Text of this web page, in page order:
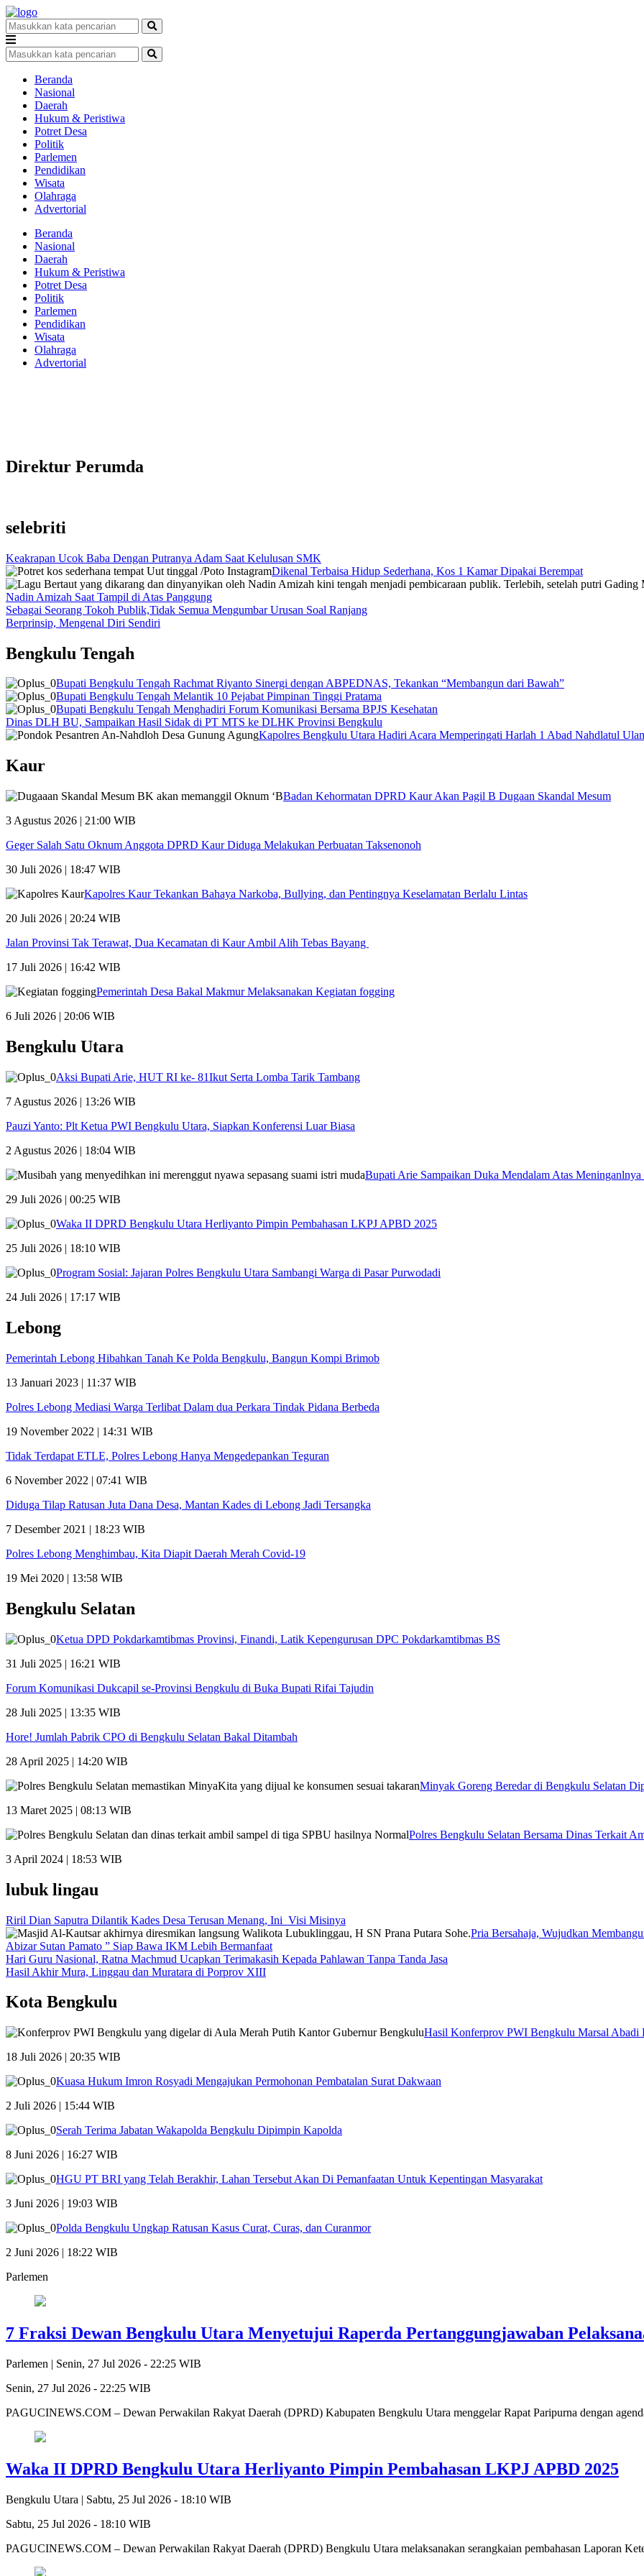
Beranda
Nasional
Daerah
Hukum & Peristiwa
Potret Desa
Politik
Parlemen
Pendidikan
Wisata
Olahraga
Advertorial
Beranda
Nasional
Daerah
Hukum & Peristiwa
Potret Desa
Politik
Parlemen
Pendidikan
Wisata
Olahraga
Advertorial
Direktur Perumda
selebriti
Keakrapan Ucok Baba Dengan Putranya Adam Saat Kelulusan SMK
Dikenal Terbaisa Hidup Sederhana, Kos 1 Kamar Dipakai Berempat
Nadin Amizah Saat Tampil di Atas Panggung
Sebagai Seorang Tokoh Publik,Tidak Semua Mengumbar Urusan Soal Ranjang
Berprinsip, Mengenal Diri Sendiri
Bengkulu Tengah
Bupati Bengkulu Tengah Rachmat Riyanto Sinergi dengan ABPEDNAS, Tekankan “Membangun dari Bawah”
Bupati Bengkulu Tengah Melantik 10 Pejabat Pimpinan Tinggi Pratama
Bupati Bengkulu Tengah Menghadiri Forum Komunikasi Bersama BPJS Kesehatan
Dinas DLH BU, Sampaikan Hasil Sidak di PT MTS ke DLHK Provinsi Bengkulu
Kapolres Bengkulu Utara Hadiri Acara Memperingati Harlah 1 Abad Nahdlatul
Kaur
Badan Kehormatan DPRD Kaur Akan Pagil B Dugaan Skandal Mesum
3 Agustus 2026 | 21:00 WIB
Geger Salah Satu Oknum Anggota DPRD Kaur Diduga Melakukan Perbuatan Taksenonoh
30 Juli 2026 | 18:47 WIB
Kapolres Kaur Tekankan Bahaya Narkoba, Bullying, dan Pentingnya Keselamatan Berlalu Lintas
20 Juli 2026 | 20:24 WIB
Jalan Provinsi Tak Terawat, Dua Kecamatan di Kaur Ambil Alih Tebas Bayang
17 Juli 2026 | 16:42 WIB
Pemerintah Desa Bakal Makmur Melaksanakan Kegiatan fogging
6 Juli 2026 | 20:06 WIB
Bengkulu Utara
Aksi Bupati Arie, HUT RI ke- 81Ikut Serta Lomba Tarik Tambang
7 Agustus 2026 | 13:26 WIB
Pauzi Yanto: Plt Ketua PWI Bengkulu Utara, Siapkan Konferensi Luar Biasa
2 Agustus 2026 | 18:04 WIB
Bupati Arie Sampaikan Duka Mendalam Atas
29 Juli 2026 | 00:25 WIB
Waka II DPRD Bengkulu Utara Herliyanto Pimpin Pembahasan LKPJ APBD 2025
25 Juli 2026 | 18:10 WIB
Program Sosial: Jajaran Polres Bengkulu Utara Sambangi Warga di Pasar Purwodadi
24 Juli 2026 | 17:17 WIB
Lebong
Pemerintah Lebong Hibahkan Tanah Ke Polda Bengkulu, Bangun Kompi Brimob
13 Januari 2023 | 11:37 WIB
Polres Lebong Mediasi Warga Terlibat Dalam dua Perkara Tindak Pidana Berbeda
19 November 2022 | 14:31 WIB
Tidak Terdapat ETLE, Polres Lebong Hanya Mengedepankan Teguran
6 November 2022 | 07:41 WIB
Diduga Tilap Ratusan Juta Dana Desa, Mantan Kades di Lebong Jadi Tersangka
7 Desember 2021 | 18:23 WIB
Polres Lebong Menghimbau, Kita Diapit Daerah Merah Covid-19
19 Mei 2020 | 13:58 WIB
Bengkulu Selatan
Ketua DPD Pokdarkamtibmas Provinsi, Finandi, Latik Kepengurusan DPC Pokdarkamtibmas BS
31 Juli 2025 | 16:21 WIB
Forum Komunikasi Dukcapil se-Provinsi Bengkulu di Buka Bupati Rifai Tajudin
28 Juli 2025 | 13:35 WIB
Hore! Jumlah Pabrik CPO di Bengkulu Selatan Bakal Ditambah
28 April 2025 | 14:20 WIB
Minyak Goreng Beredar di Bengkulu Selatan
13 Maret 2025 | 08:13 WIB
Polres Bengkulu Selatan Bersama Dinas Terkait
3 April 2024 | 18:53 WIB
lubuk lingau
Riril Dian Saputra Dilantik Kades Desa Terusan Menang, Ini Visi Misinya
Pria Bersahaja, Wujudkan
Abizar Sutan Pamato ” Siap Bawa IKM Lebih Bermanfaat
Hari Guru Nasional, Ratna Machmud Ucapkan Terimakasih Kepada Pahlawan Tanpa Tanda Jasa
Hasil Akhir Mura, Linggau dan Muratara di Porprov XIII
Kota Bengkulu
Hasil Konferprov PWI Bengkulu Marsal Abadi
18 Juli 2026 | 20:35 WIB
Kuasa Hukum Imron Rosyadi Mengajukan Permohonan Pembatalan Surat Dakwaan
2 Juli 2026 | 15:44 WIB
Serah Terima Jabatan Wakapolda Bengkulu Dipimpin Kapolda
8 Juni 2026 | 16:27 WIB
HGU PT BRI yang Telah Berakhir, Lahan Tersebut Akan Di Pemanfaatan Untuk Kepentingan Masyarakat
3 Juni 2026 | 19:03 WIB
Polda Bengkulu Ungkap Ratusan Kasus Curat, Curas, dan Curanmor
2 Juni 2026 | 18:22 WIB
Parlemen
7 Fraksi Dewan Bengkulu Utara Menyetujui Raperda Pertanggungjawaban
Parlemen | Senin, 27 Jul 2026 - 22:25 WIB
Senin, 27 Jul 2026 - 22:25 WIB
PAGUCINEWS.COM – Dewan Perwakilan Rakyat Daerah (DPRD) Kabupaten Bengkulu Utara menggelar Rapat Paripurna dengan
Waka II DPRD Bengkulu Utara Herliyanto Pimpin Pembahasan LKPJ APBD 2025
Bengkulu Utara | Sabtu, 25 Jul 2026 - 18:10 WIB
Sabtu, 25 Jul 2026 - 18:10 WIB
PAGUCINEWS.COM – Dewan Perwakilan Rakyat Daerah (DPRD) Bengkulu Utara melaksanakan serangkaian pembahasan Laporan